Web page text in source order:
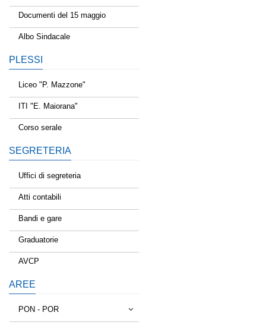
Documenti del 15 maggio
Albo Sindacale
PLESSI
Liceo "P. Mazzone"
ITI "E. Maiorana"
Corso serale
SEGRETERIA
Uffici di segreteria
Atti contabili
Bandi e gare
Graduatorie
AVCP
AREE
PON - POR